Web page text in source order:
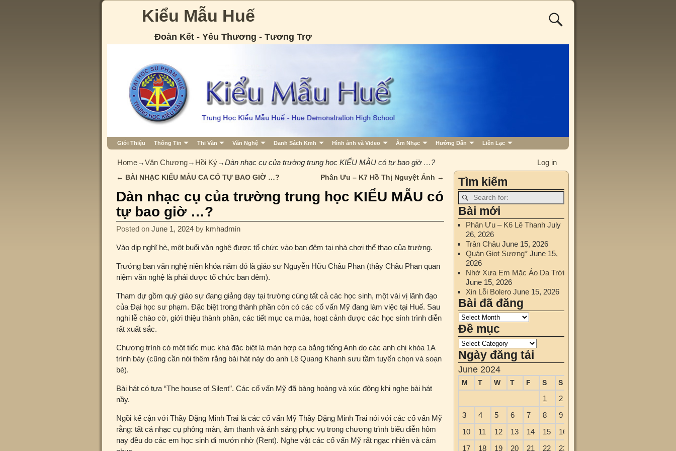
Kiểu Mẫu Huế
Đoàn Kết - Yêu Thương - Tương Trợ
Giới Thiệu Thông Tin Thi Văn Văn Nghệ Danh Sách Kmh Hình ảnh và Video Âm Nhạc Hướng Dẫn Liên Lạc
Home→Văn Chương→ Hồi Ký→Dàn nhạc cụ của trường trung học KIỂU MẪU có tự bao giờ …? Log in
← BÀI NHẠC KIỂU MẪU CA CÓ TỰ BAO GIỜ …? Phân Ưu – K7 Hồ Thị Nguyệt Ánh →
Dàn nhạc cụ của trường trung học KIỂU MẪU có
tự bao giờ …?
Posted onJune 1, 2024 by kmhadmin
Vào dịp nghĩ hè, một buổi văn nghệ được tổ chức vào ban đêm tại nhà chơi thể thao của trường.
Trưởng ban văn nghệ niên khóa năm đó là giáo sư Nguyễn Hữu Châu Phan (thầy Châu Phan quan
niệm văn nghệ là phải được tổ chức ban đêm).
Tham dự gồm quý giáo sự đang giảng dạy tại trường cùng tất cả các học sinh, một vài vị lãnh đạo
của Đại học sư phạm. Đặc biệt trong thành phần còn có các cố vấn Mỹ đang làm việc tại Huế. Sau
nghi lễ chào cờ, giới thiệu thành phần, các tiết mục ca múa, hoạt cảnh được các học sinh trình diễn
rất xuất sắc.
Chương trình có một tiếc mục khá đặc biệt là màn hợp ca bằng tiếng Anh do các anh chị khóa 1A
trình bày (cũng cần nói thêm rằng bài hát này do anh Lê Quang Khanh sưu tầm tuyển chọn và soạn
bè).
Bài hát có tựa “The house of Silent”. Các cố vấn Mỹ đã bàng hoàng và xúc động khi nghe bài hát
nầy.
Ngồi kế cận với Thầy Đặng Minh Trai là các cố vấn Mỹ Thầy Đặng Minh Trai nói với các cố vấn Mỹ
rằng: tất cả nhạc cụ phông màn, âm thanh và ánh sáng phục vụ trong chương trình biểu diễn hôm
nay đều do các em học sinh đi mướn nhờ (Rent). Nghe vật các cố vấn Mỹ rất ngạc nhiên và cảm
Tìm kiếm
Bài mới
Phân Ưu – K6 Lê Thanh July
26, 2026
Trân Châu June 15, 2026
Quán Giọt Sương* June 15,
2026
Nhớ Xưa Em Mặc Áo Da Trời
June 15, 2026
Xin Lỗi Bolero June 15, 2026
Bài đã đăng
Đề mục
Ngày đăng tải
June 2024
M T W T F S S
1
2
3
4 5 6 7 8
9
10
11 12 13 14 15
16
17
18 19 20 21 22 23